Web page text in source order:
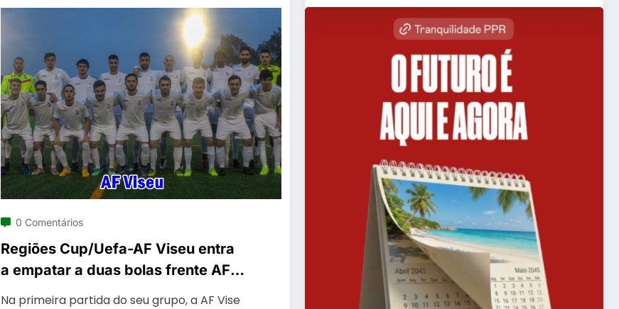
0 Comentários
Regiões Cup/Uefa-AF Viseu entra
a empatar a duas bolas frente AF
Leiria
Na primeira partida do seu grupo, a AF Vise